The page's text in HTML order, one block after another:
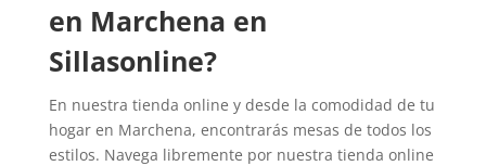
en Marchena en
Sillasonline?
En nuestra tienda online y desde la comodidad de tu
hogar en Marchena, encontrarás mesas de todos los
estilos. Navega libremente por nuestra tienda online